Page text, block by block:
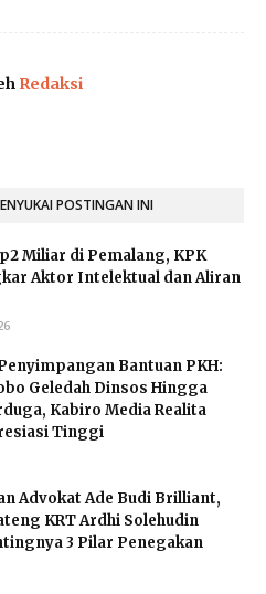
Redaksi
POSTINGAN INI
Miliar di Pemalang, KPK
Aktor Intelektual dan Aliran
Bantuan PKH:
Geledah Dinsos Hingga
Kabiro Media Realita
Tinggi
Advokat Ade Budi Brilliant,
KRT Ardhi Solehudin
3 Pilar Penegakan